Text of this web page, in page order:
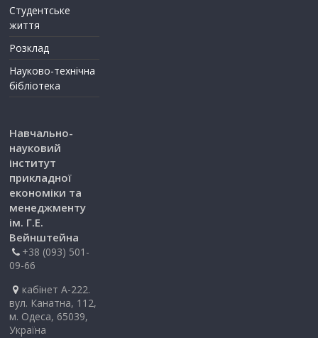
Студентське
життя
Розклад
Науково-технічна
бібліотека
Навчально-
науковий
інститут
прикладної
економіки та
менеджменту
ім. Г.Е.
Вейнштейна
+38 (093) 501-
09-66
кабінет А-222.
вул. Канатна, 112,
м. Одеса, 65039,
Україна